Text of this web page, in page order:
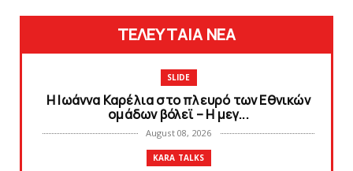
ΤΕΛΕΥΤΑΙΑ ΝΕΑ
SLIDE
Η Ιωάννα Καρέλια στο πλευρό των Εθνικών
ομάδων βόλεϊ – H μεγ...
August 08, 2026
KARA TALKS